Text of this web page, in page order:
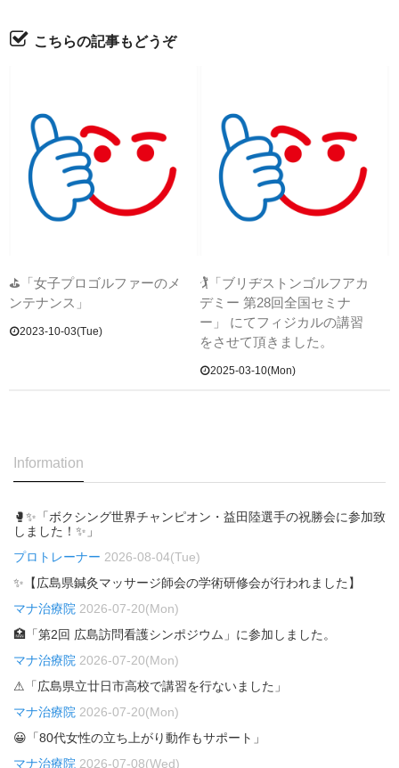
こちらの記事もどうぞ
⛳「女子プロゴルファーのメ
ンテナンス」
2023-10-03(Tue)
🏌「ブリヂストンゴルフアカ
デミー 第28回全国セミナ
ー」 にてフィジカルの講習
をさせて頂きました。
2025-03-10(Mon)
Information
🥊✨「ボクシング世界チャンピオン・益田陸選手の祝勝会に参加致
しました！✨」
プロトレーナー 2026-08-04(Tue)
✨【広島県鍼灸マッサージ師会の学術研修会が行われました】
マナ治療院 2026-07-20(Mon)
🏥「第2回 広島訪問看護シンポジウム」に参加しました。
マナ治療院 2026-07-20(Mon)
⚠「広島県立廿日市高校で講習を行ないました」
マナ治療院 2026-07-20(Mon)
😀「80代女性の立ち上がり動作もサポート」
マナ治療院 2026-07-08(Wed)